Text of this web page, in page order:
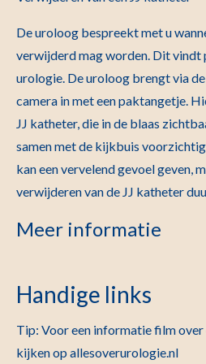
De uroloog bespreekt met u
verwijderd mag worden. Dit vindt
urologie. De uroloog brengt via
camera in met een paktangetje.
JJ katheter, die in de blaas
samen met de kijkbuis
kan een vervelend gevoel geven,
verwijderen van de JJ katheter
Meer informatie
Handige links
Tip: Voor een informatie film
kijken op allesoverurologie.nl